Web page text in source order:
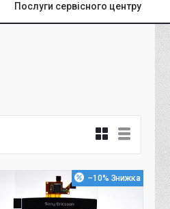
Послуги сервісного центру
–10%